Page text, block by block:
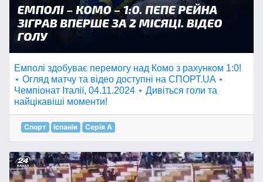
Емполі здобуває перемогу над Комо з рахунком 1:0!
⋆ Огляд матчу та відео доступні на СПОРТ.UA ⋆
Чемпіонат Італії, 04.11.2024 ⋆ Дивіться голи та
найцікавіші моменти!
Спорт Іспанія Серія A